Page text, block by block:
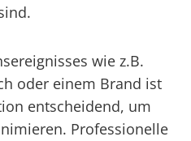
wie z.B.
oder einem Brand ist
entscheidend, um
Professionelle